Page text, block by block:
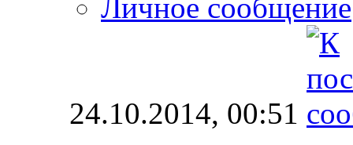
Личное сообщение
24.10.2014, 00:51